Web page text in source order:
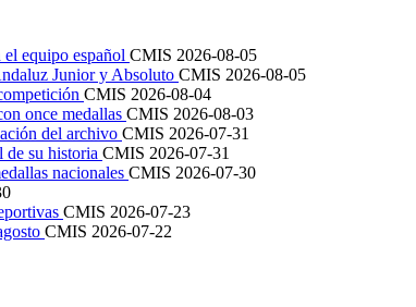
equipo español CMIS 2026-08-05
Junior y Absoluto CMIS 2026-08-05
CMIS 2026-08-04
once medallas CMIS 2026-08-03
del archivo CMIS 2026-07-31
de su historia CMIS 2026-07-31
nacionales CMIS 2026-07-30
CMIS 2026-07-23
CMIS 2026-07-22